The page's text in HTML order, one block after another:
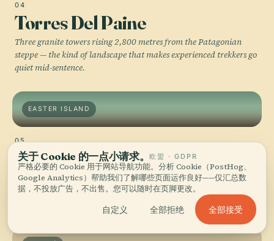
04
Torres Del Paine
Three granite towers rising 2,800 metres from the Patagonian
steppe — the kind of landscape that makes experienced trekkers go
quiet mid-sentence.
EASTER ISLAND
05
Easter Island
Rapa Nui sits 3,700 kilometres off the Chilean coast, and its 900
moai were carved, transported, and erected by a civilization that
did all of it without metal tools or wheels.
关于 Cookie 的一点小请求。欧盟 · GDPR
严格必要的 Cookie 用于网站导航功能。分析 Cookie（PostHog、
Google Analytics）帮助我们了解哪些页面运作良好——仅汇总数
据，不投放广告，不出售。您可以随时在页脚更改。
自定义 全部拒绝 全部接受